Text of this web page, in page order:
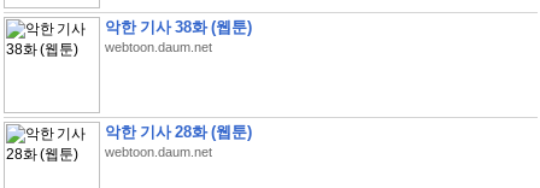
악한 기사 38화 (웹툰)
webtoon.daum.net
악한 기사 28화 (웹툰)
webtoon.daum.net